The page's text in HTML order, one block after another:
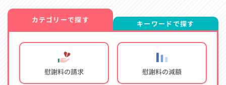
カテゴリーで探す キーワードで探す
慰謝料の請求 慰謝料の減額